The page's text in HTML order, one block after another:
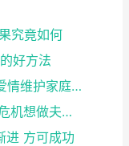
究竟如何
好方法
和合姻缘：道士送仙科仪帮你挽回爱情维护家庭完整
和合姻缘：泰国夫妻和合法事,婚姻危机想做夫妻和合法...
进 方可成功